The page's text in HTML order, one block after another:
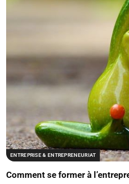
ENTREPRISE & ENTREPRENEURIAT
Comment se former à